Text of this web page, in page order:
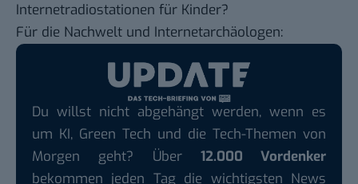
Internetradiostationen für Kinder?
Für die Nachwelt und Internetarchäologen:
Du willst nicht abgehängt werden, wenn es
um KI, Green Tech und die Tech-Themen von
Morgen geht? Über 12.000 Vordenker
bekommen jeden Tag die wichtigsten News